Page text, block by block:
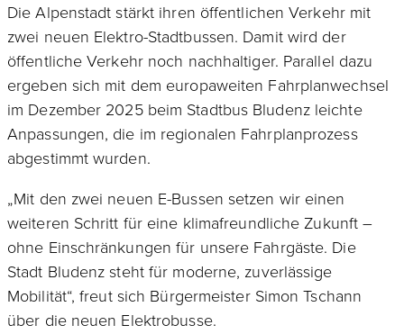
Die Alpenstadt stärkt ihren öffentlichen Verkehr mit
zwei neuen Elektro-Stadtbussen. Damit wird der
öffentliche Verkehr noch nachhaltiger. Parallel dazu
ergeben sich mit dem europaweiten Fahrplanwechsel
im Dezember 2025 beim Stadtbus Bludenz leichte
Anpassungen, die im regionalen Fahrplanprozess
abgestimmt wurden.
„Mit den zwei neuen E-Bussen setzen wir einen
weiteren Schritt für eine klimafreundliche Zukunft –
ohne Einschränkungen für unsere Fahrgäste. Die
Stadt Bludenz steht für moderne, zuverlässige
Mobilität“, freut sich Bürgermeister Simon Tschann
über die neuen Elektrobusse.